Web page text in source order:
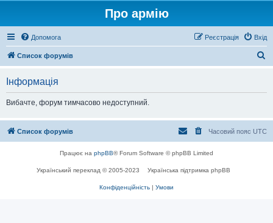
Про армію
Допомога Вхід
Реєстрація
Список форумів
Інформація
Вибачте, форум тимчасово недоступний.
Список форумів Часовий пояс UTC
Працює на phpBB® Forum Software © phpBB Limited
Український переклад © 2005-2023 Українська підтримка phpBB
Конфіденційність | Умови